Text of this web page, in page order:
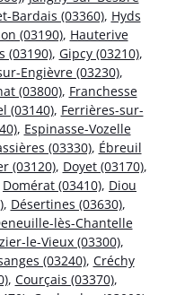
Bardais (03360), Hyds
(03190), Hauterive
(03190), Gipcy (03210),
Engièvre (03230),
(03800), Franchesse
(03140), Ferrières-sur-
, Espinasse-Vozelle
(03330), Ébreuil
(03120), Doyet (03170),
Domérat (03410), Diou
, Désertines (03630),
lès-Chantelle
le-Vieux (03300),
(03240), Créchy
, Courçais (03370),